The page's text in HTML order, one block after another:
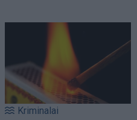
Kriminalai